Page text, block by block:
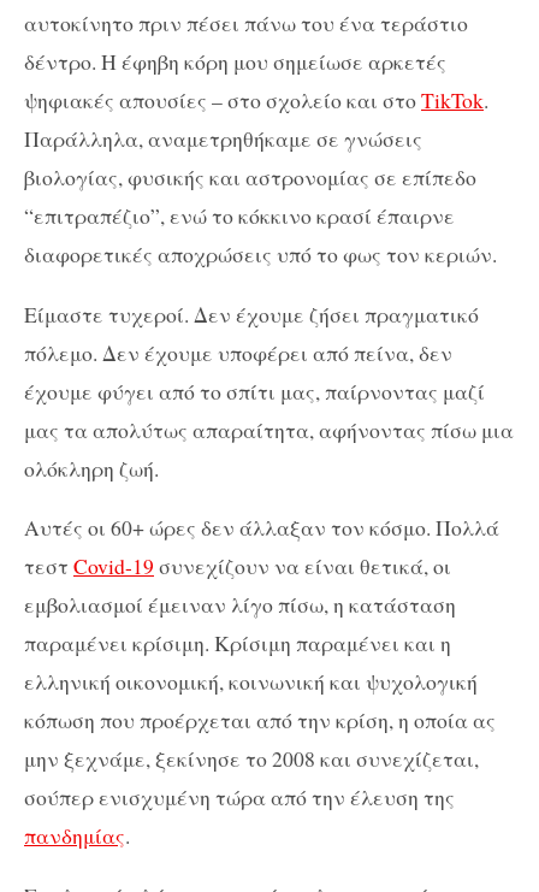
αυτοκίνητο πριν πέσει πάνω του ένα τεράστιο
δέντρο. Η έφηβη κόρη μου σημείωσε αρκετές
ψηφιακές απουσίες – στο σχολείο και στοTikTok.
Παράλληλα, αναμετρηθήκαμε σε γνώσεις
βιολογίας, φυσικής και αστρονομίας σε επίπεδο
“επιτραπέζιο”, ενώ το κόκκινο κρασί έπαιρνε
διαφορετικές αποχρώσεις υπό το φως τον κεριών.
Είμαστε τυχεροί. Δεν έχουμε ζήσει πραγματικό
πόλεμο. Δεν έχουμε υποφέρει από πείνα, δεν
έχουμε φύγει από το σπίτι μας, παίρνοντας μαζί
μας τα απολύτως απαραίτητα, αφήνοντας πίσω μια
ολόκληρη ζωή.
Αυτές οι 60+ ώρες δεν άλλαξαν τον κόσμο. Πολλά
τεστ Covid-19 συνεχίζουν να είναι θετικά, οι
εμβολιασμοί έμειναν λίγο πίσω, η κατάσταση
παραμένει κρίσιμη. Κρίσιμη παραμένει και η
ελληνική οικονομική, κοινωνική και ψυχολογική
κόπωση που προέρχεται από την κρίση, η οποία ας
μην ξεχνάμε, ξεκίνησε το 2008 και συνεχίζεται,
σούπερ ενισχυμένη τώρα από την έλευση της
πανδημίας.